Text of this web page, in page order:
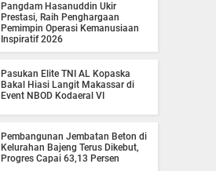
Pangdam Hasanuddin Ukir
Prestasi, Raih Penghargaan
Pemimpin Operasi Kemanusiaan
Inspiratif 2026
Pasukan Elite TNI AL Kopaska
Bakal Hiasi Langit Makassar di
Event NBOD Kodaeral VI
Pembangunan Jembatan Beton di
Kelurahan Bajeng Terus Dikebut,
Progres Capai 63,13 Persen